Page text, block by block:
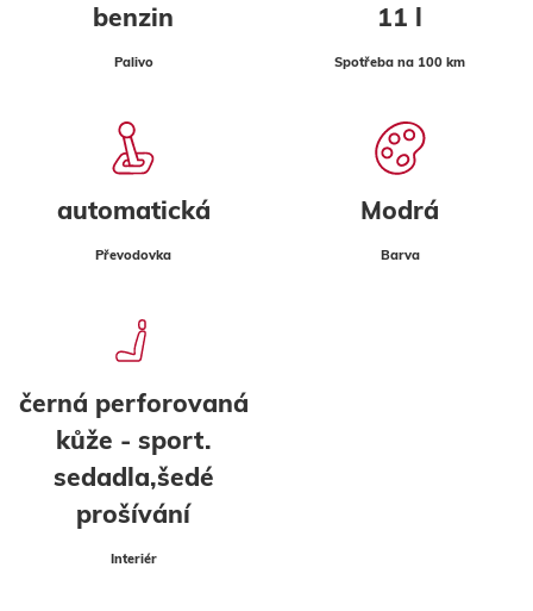
benzin
Palivo
11 l
Spotřeba na 100 km
automatická
Převodovka
Modrá
Barva
černá perforovaná
kůže - sport.
sedadla,šedé
prošívání
Interiér